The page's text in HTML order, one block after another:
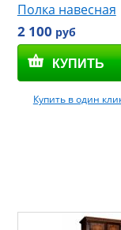
Полка навесная
2 100 руб
Купить в один